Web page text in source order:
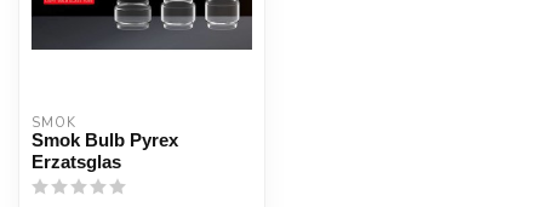
SMOK
Smok Bulb Pyrex
Erzatsglas